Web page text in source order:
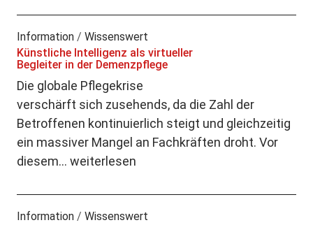
Information/ Wissenswert
Künstliche Intelligenz als virtueller
Begleiter in der Demenzpflege
Die globale Pflegekrise
verschärft sich zusehends, da die Zahl der
Betroffenen kontinuierlich steigt und gleichzeitig
ein massiver Mangel an Fachkräften droht. Vor
diesem… weiterlesen
Information/ Wissenswert